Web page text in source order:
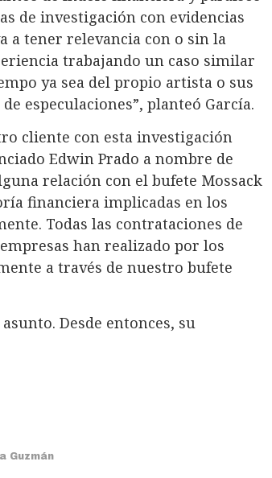
de investigación con evidencias
a tener relevancia con o sin la
trabajando un caso similar
ya sea del propio artista o sus
especulaciones”, planteó García.
cliente con esta investigación
Edwin Prado a nombre de
relación con el bufete Mossack
financiera implicadas en los
Todas las contrataciones de
han realizado por los
a través de nuestro bufete
Desde entonces, su
Guzmán